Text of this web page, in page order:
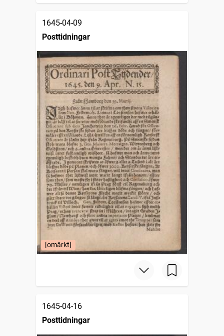
1645-04-09
Posttidningar
[omärkt]
1645-04-16
Posttidningar